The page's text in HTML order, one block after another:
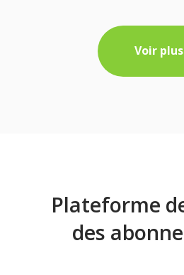
Voir plus
Plateforme
des